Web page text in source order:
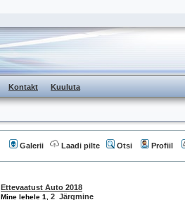
Kontakt Kuuluta
Galerii Laadi pilte Otsi Profiil
Ettevaatust Auto 2018
Mine lehele 1 2 Järgmine